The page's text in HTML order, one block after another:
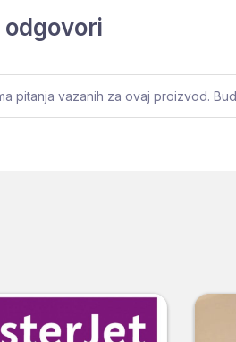
odgovori
pitanja vazanih za ovaj proizvod.